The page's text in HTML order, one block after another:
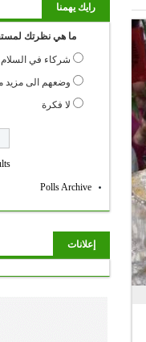
رايك يهمنا
ما هي نظرتك
شركاء في السلام
وضعهم الى مزيد
لا فكرة
Polls Archive
إعلانات